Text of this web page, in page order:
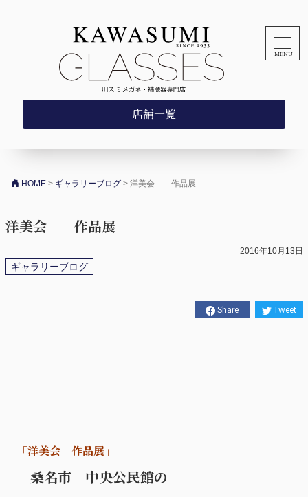
店舗一覧
HOME > ギャラリーブログ >洋美会 作品展
洋美会 作品展
2016年10月13日
ギャラリーブログ
Share Tweet
「洋美会 作品展」
桑名市 中央公民館の